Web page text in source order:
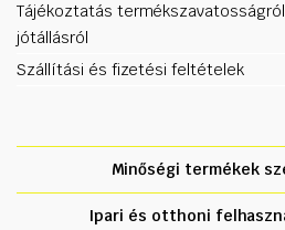
Tájékoztatás
jótállásról
Szállítási és fizetési feltételek
Minőségi termékek
Ipari és otthoni